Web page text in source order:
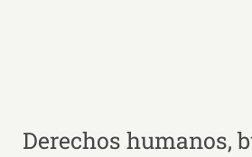
Derechos humanos,